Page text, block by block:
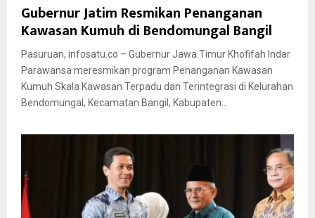
Gubernur Jatim Resmikan Penanganan
Kawasan Kumuh di Bendomungal Bangil
Pasuruan, infosatu.co – Gubernur Jawa Timur Khofifah Indar
Parawansa meresmikan program Penanganan Kawasan
Kumuh Skala Kawasan Terpadu dan Terintegrasi di Kelurahan
Bendomungal, Kecamatan Bangil, Kabupaten...